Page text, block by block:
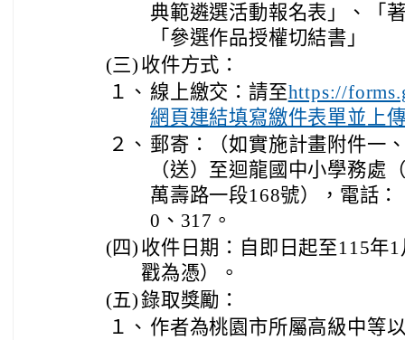
典範遴選活動報名表」、「
「參選作品授權切結書」
(三) 收件方式：
１、 線上繳交：請至https://
網頁連結填寫繳件表單並上
２、 郵寄：（如實施計畫附件一
（送）至迴龍國中小學務處
萬壽路一段168號），電話
0、317。
(四) 收件日期：自即日起至115年
戳為憑）。
(五)錄取獎勵：
１、 作者為桃園市所屬高級中等